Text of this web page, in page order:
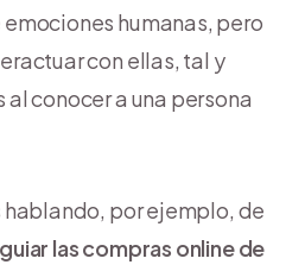
humanas, pero
con ellas, tal y
al conocer a una persona
por ejemplo, de
las compras online de